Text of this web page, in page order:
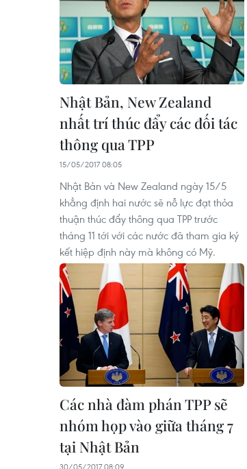
Nhật Bản, New Zealand
nhất trí thúc đẩy các đối tác
thông qua TPP
15/05/2017 08:05
Nhật Bản và New Zealand ngày 15/5
khẳng định hai nước sẽ nỗ lực đạt thỏa
thuận thúc đẩy thông qua TPP trước
tháng 11 tới với các nước đã tham gia ký
kết hiệp định này mà không có Mỹ.
Các nhà đàm phán TPP sẽ
nhóm họp vào giữa tháng 7
tại Nhật Bản
30/05/2017 08:09